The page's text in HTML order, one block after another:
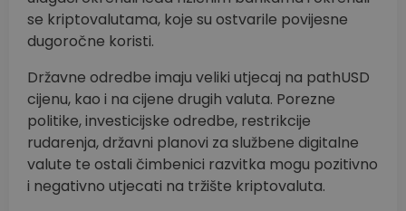
se kriptovalutama, koje su ostvarile povijesne
dugoročne koristi.
Državne odredbe imaju veliki utjecaj na pathUSD
cijenu, kao i na cijene drugih valuta. Porezne
politike, investicijske odredbe, restrikcije
rudarenja, državni planovi za službene digitalne
valute te ostali čimbenici razvitka mogu pozitivno
i negativno utjecati na tržište kriptovaluta.